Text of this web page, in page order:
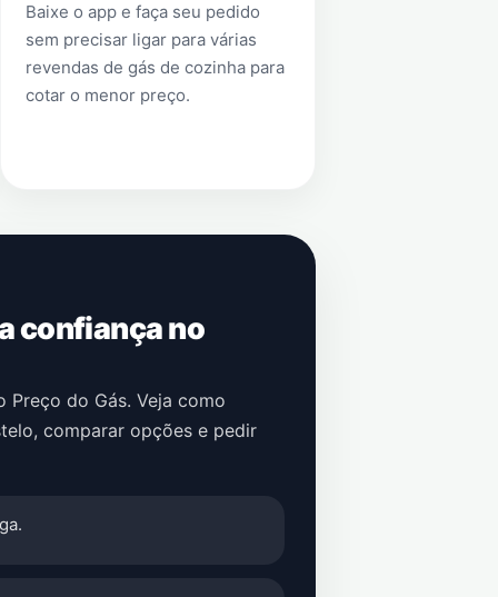
Baixe o app e faça seu pedido
sem precisar ligar para várias
revendas de gás de cozinha para
cotar o menor preço.
confiança no
do Gás. Veja como
, comparar opções e pedir